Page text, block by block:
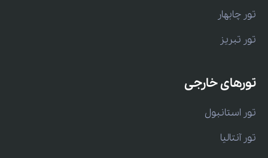
تور چابهار
تور تبریز
تورهای خارجی
تور استانبول
تور آنتالیا